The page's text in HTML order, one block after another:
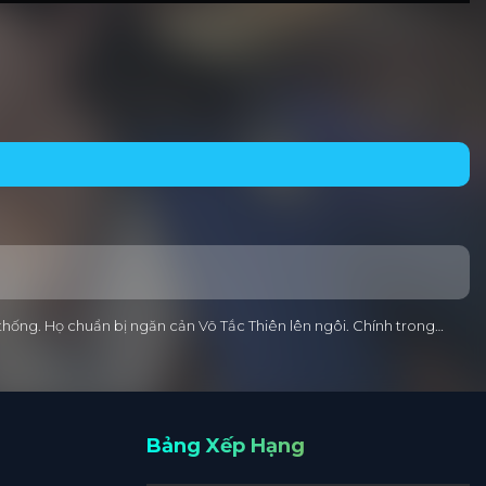
Họ chuẩn bị ngăn cản Võ Tắc Thiên lên ngôi. Chính trong…
Bảng Xếp Hạng